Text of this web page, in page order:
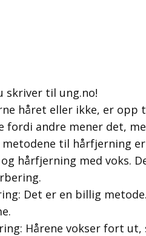
skriver til ung.no!
håret eller ikke, er opp
fordi andre mener det,
metodene til hårfjerning
hårfjerning med voks.
Det er en billig
Hårene vokser fort